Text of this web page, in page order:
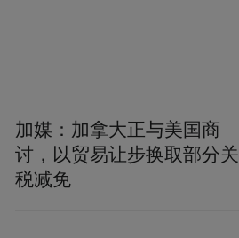
加媒：加拿大正与美国商
讨，以贸易让步换取部分关
税减免